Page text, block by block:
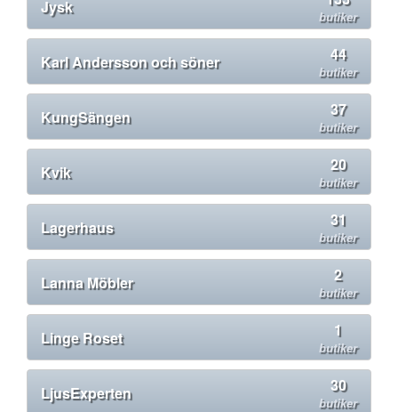
Jysk butiker
Karl Andersson och söner 44
butiker
KungSängen 37
butiker
Kvik 20
butiker
Lagerhaus 31
butiker
Lanna Möbler 2
butiker
Linge Roset 1
butiker
LjusExperten 30
butiker